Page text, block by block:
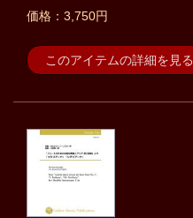
価格：3,750円
このアイテムの詳細を見る